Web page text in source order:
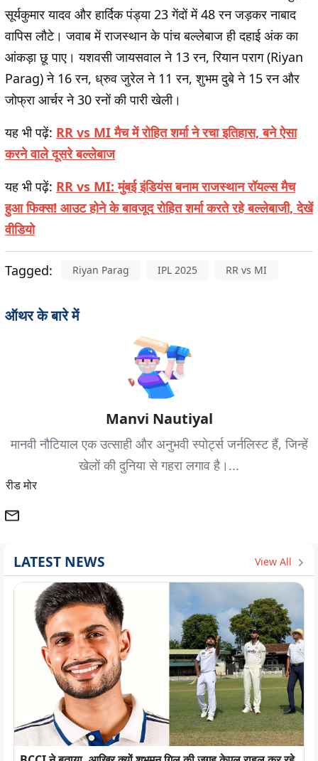
सूर्यकुमार यादव और हार्दिक पंड्या 23 गेंदों में 48 रन जड़कर नाबाद
वापिस लौटे। जवाब में राजस्थान के पांच बल्लेबाज ही दहाई अंक का
आंकड़ा छू पाए। यशवसी जायसवाल ने 13 रन, रियान पराग (Riyan
Parag) ने 16 रन, ध्रुव जुरेल ने 11 रन, शुभम दुबे ने 15 रन और
जोफ्रा आर्चर ने 30 रनों की पारी खेली।
यह भी पढ़ें: RR vs MI मैच में रोहित शर्मा ने रचा इतिहास, बने ऐसा
करने वाले दूसरे बल्लेबाज
यह भी पढ़ें: RR vs MI: मुंबई इंडियंस बनाम राजस्थान रॉयल्स मैच
हुआ फिक्स! आउट होने के बावजूद रोहित शर्मा करते रहे बल्लेबाजी, देखें
वीडियो
Tagged: Riyan Parag IPL 2025 RR vs MI
ऑथर के बारे में
Manvi Nautiyal
मानवी नौटियाल एक उत्साही और अनुभवी स्पोर्ट्स जर्नलिस्ट हैं, जिन्हें
खेलों की दुनिया से गहरा लगाव है।...
रीड मोर
LATEST NEWS View All